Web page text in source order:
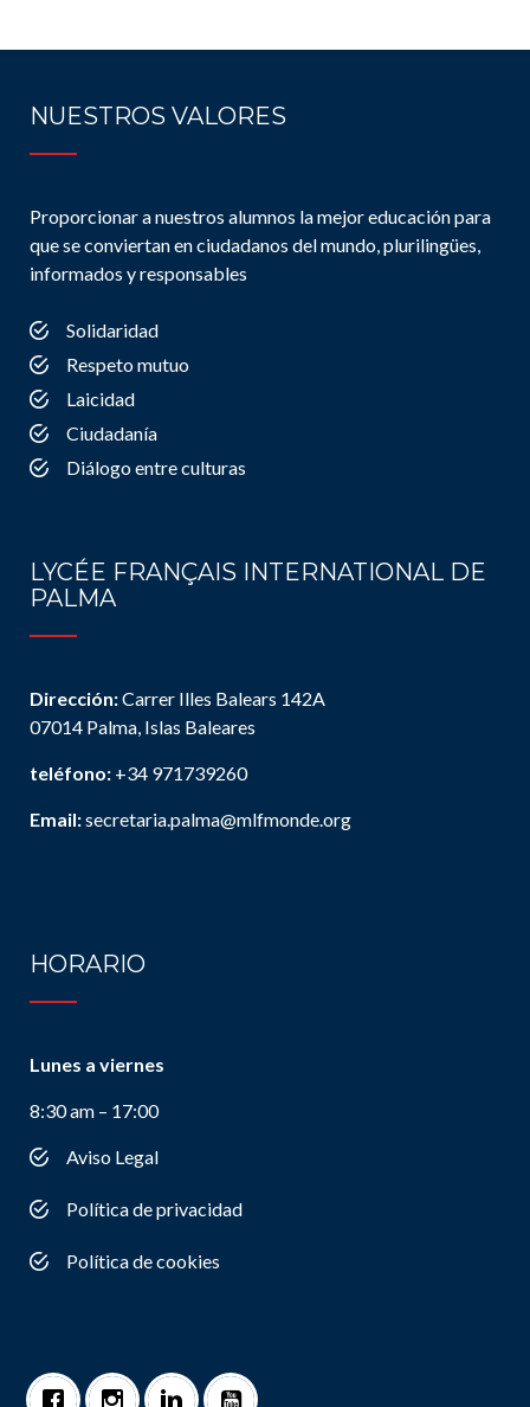
NUESTROS VALORES
Proporcionar a nuestros alumnos la mejor educación para
que se conviertan en ciudadanos del mundo, plurilingües,
informados y responsables
Solidaridad
Respeto mutuo
Laicidad
Ciudadanía
Diálogo entre culturas
LYCÉE FRANÇAIS INTERNATIONAL DE
PALMA
Dirección:Carrer Illes Balears 142A
07014 Palma, Islas Baleares
teléfono: +34 971739260
Email:secretaria.palma@mlfmonde.org
HORARIO
Lunes a viernes
8:30 am – 17:00
Aviso Legal
Política de privacidad
Política de cookies